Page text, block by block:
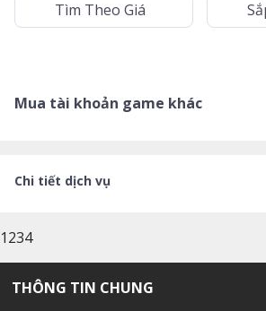
Mua tài khoản game khác
Chi tiết dịch vụ
1234
THÔNG TIN CHUNG